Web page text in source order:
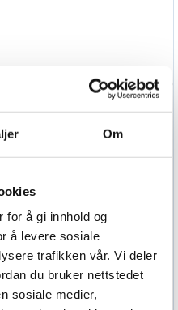
Om
for å gi innhold og
å levere sosiale
trafikken vår. Vi deler
du bruker nettstedet
sosiale medier,
- Rosegull